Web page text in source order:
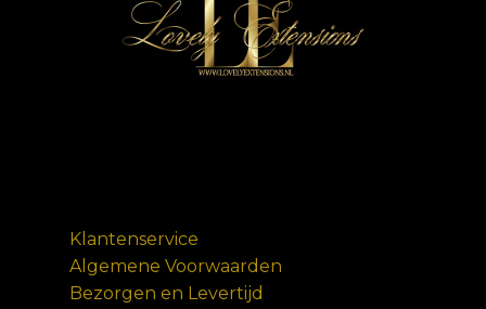
Klantenservice
Algemene Voorwaarden
Bezorgen en Levertijd